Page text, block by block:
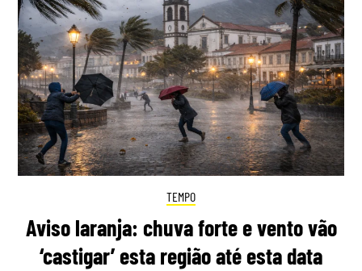
TEMPO
Aviso laranja: chuva forte e vento vão
‘castigar’ esta região até esta data